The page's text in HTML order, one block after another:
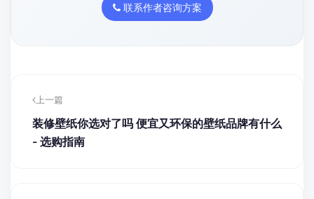
联系作者咨询方案
上一篇
装修壁纸你选对了吗 便宜又环保的壁纸品牌有什么
- 选购指南